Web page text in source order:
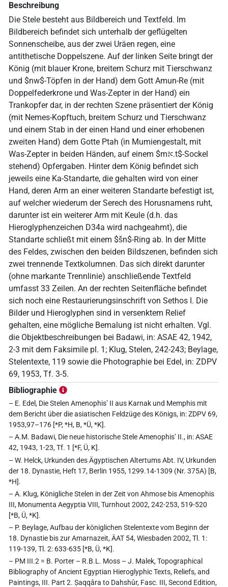
Beschreibung
Die Stele besteht aus Bildbereich und Textfeld. Im
Bildbereich befindet sich unterhalb der geflügelten
Sonnenscheibe, aus der zwei Uräen regen, eine
antithetische Doppelszene. Auf der linken Seite bringt der
König (mit blauer Krone, breitem Schurz mit Tierschwanz
und $nw$-Töpfen in der Hand) dem Gott Amun-Re (mit
Doppelfederkrone und Was-Zepter in der Hand) ein
Trankopfer dar, in der rechten Szene präsentiert der König
(mit Nemes-Kopftuch, breitem Schurz und Tierschwanz
und einem Stab in der einen Hand und einer erhobenen
zweiten Hand) dem Gotte Ptah (in Mumiengestalt, mit
Was-Zepter in beiden Händen, auf einem $mꜣꜥ.t$-Sockel
stehend) Opfergaben. Hinter dem König befindet sich
jeweils eine Ka-Standarte, die gehalten wird von einer
Hand, deren Arm an einer weiteren Standarte befestigt ist,
auf welcher wiederum der Serech des Horusnamens ruht,
darunter ist ein weiterer Arm mit Keule (d.h. das
Hieroglyphenzeichen D34a wird nachgeahmt), die
Standarte schließt mit einem $šn$-Ring ab. In der Mitte
des Feldes, zwischen den beiden Bildszenen, befinden sich
zwei trennende Textkolumnen. Das sich direkt darunter
(ohne markante Trennlinie) anschließende Textfeld
umfasst 33 Zeilen. An der rechten Seitenfläche befindet
sich noch eine Restaurierungsinschrift von Sethos I. Die
Bilder und Hieroglyphen sind in versenktem Relief
gehalten, eine mögliche Bemalung ist nicht erhalten. Vgl.
die Objektbeschreibungen bei Badawi, in: ASAE 42, 1942,
2-3 mit dem Faksimile pl. 1; Klug, Stelen, 242-243; Beylage,
Stelentexte, 119 sowie die Photographie bei Edel, in: ZDPV
69, 1953, Tf. 3-5.
Bibliographie
– E. Edel, Die Stelen Amenophis’ II aus Karnak und Memphis mit
dem Bericht über die asiatischen Feldzüge des Königs, in: ZDPV 69,
1953,97–176 [*P, *H, B, *Ü, *K].
– A.M. Badawi, Die neue historische Stele Amenophis’ II., in: ASAE
42, 1943, 1-23, Tf. 1 [*F, Ü, K].
– W. Helck, Urkunden des Ägyptischen Altertums Abt. IV, Urkunden
der 18. Dynastie, Heft 17, Berlin 1955, 1299.14-1309 (Nr. 375A) [B,
*H].
– A. Klug, Königliche Stelen in der Zeit von Ahmose bis Amenophis
III, Monumenta Aegyptia VIII, Turnhout 2002, 242-253, 519-520
[*B, Ü, *K].
– P. Beylage, Aufbau der königlichen Stelentexte vom Beginn der
18. Dynastie bis zur Amarnazeit, ÄAT 54, Wiesbaden 2002, Tl. 1:
119-139, Tl. 2: 633-635 [*B, Ü, *K].
– PM III.2 = B. Porter – R.B.L. Moss – J. Malek, Topographical
Bibliography of Ancient Egyptian Hieroglyphic Texts, Reliefs, and
Paintings, III. Part 2. Ṣaqqâra to Dahshûr, Fasc. III, Second Edition,